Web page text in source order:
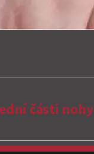
části nohy